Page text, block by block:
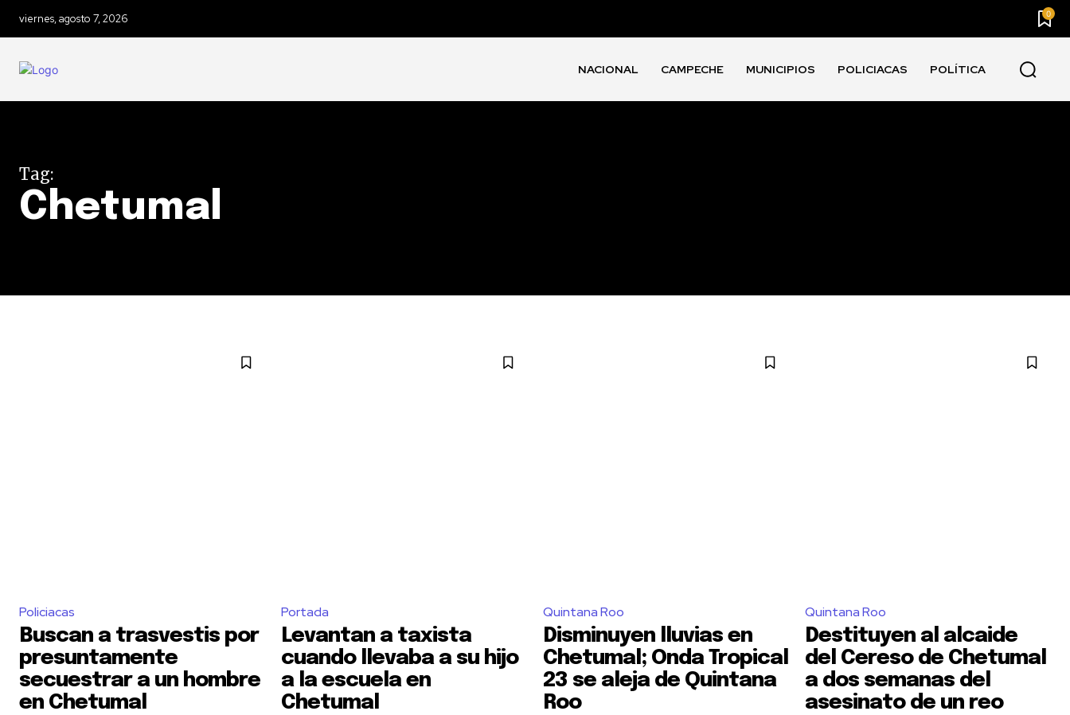
viernes, agosto 7, 2026 0
NACIONAL CAMPECHE MUNICIPIOS POLICIACAS POLÍTICA
Tag:
Chetumal
Policiacas
Buscan a trasvestis por
presuntamente
secuestrar a un hombre
en Chetumal
Portada
Levantan a taxista
cuando llevaba a su hijo
a la escuela en
Chetumal
Quintana Roo
Disminuyen lluvias en
Chetumal; Onda Tropical
23 se aleja de Quintana
Roo
Quintana Roo
Destituyen al alcaide
del Cereso de Chetumal
a dos semanas del
asesinato de un reo